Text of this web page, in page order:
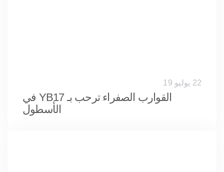
22 يوليو 19
القوارب الصفراء ترحب بـ YB17 في
الأسطول